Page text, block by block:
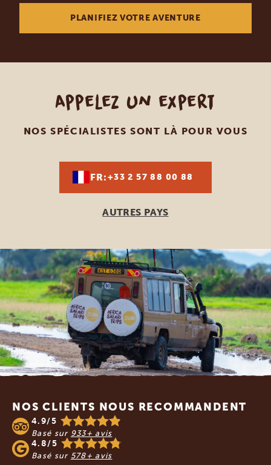
PLANIFIEZ VOTRE AVENTURE
Appelez un expert
NOS SPÉCIALISTES SONT LÀ POUR VOUS
FR:+33 2 57 88 00 88
AUTRES PAYS
Footer
NOS CLIENTS NOUS RECOMMANDENT
4.9/5
Basé sur 933+ avis
4.8/5
Basé sur 578+ avis